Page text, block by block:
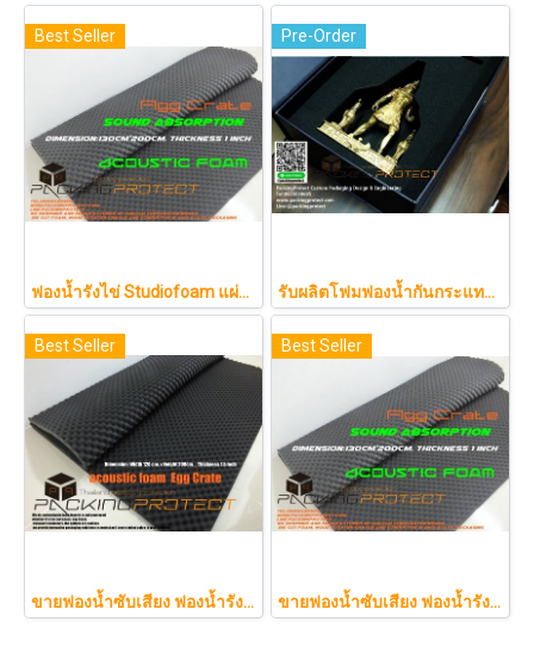
Best Seller
ฟองน้ำรังไข่ Studiofoam แผ่นซับเสียงห้อง แผ่นซับเสียงรังไข่ แผ่นซับเสียงรังไข่ Acoustic foam สีเทาดำขนาดใหญ่ 125*200ซม.หนา1นิ้วราคา290บาท
Pre-Order
รับผลิตโฟมฟองน้ำกันกระแทกรับออกแบบบรรจุภัณฑ์โมเดล art toy ต่างๆ
Best Seller
ขายฟองน้ำซับเสียง ฟองน้ำรังไข่ แผ่นซับเสียงห้อง ราคาถูกฟองน้ำรังไข่ แผ่นซับเสียงรังไข่ แผ่นซับเสียงรังไข่ Acoustic foam สีเทาดำขนาดใหญ่ 130*200ซม.หนา1.5นิ้วราคา350บาท(copy)
Best Seller
ขายฟองน้ำซับเสียง ฟองน้ำรังไข่ แผ่นซับเสียงห้อง ราคาถูกฟองน้ำรังไข่ แผ่นซับเสียงรังไข่ แผ่นซับเสียงรังไข่ Acoustic foam สีเ